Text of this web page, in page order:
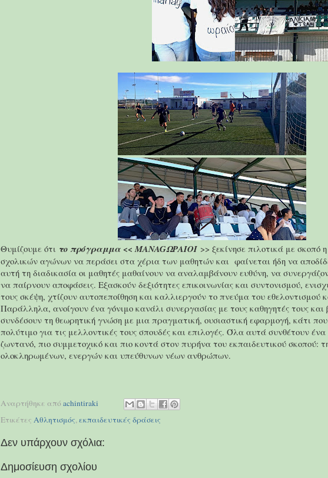
Θυμίζουμε ότι το πρόγραμμα << MANAGΩΡΑΙΟΙ >> ξεκίνησε πιλοτικά με σκοπό
σχολικών αγώνων να περάσει στα χέρια των μαθητών και φαίνεται ήδη να
αυτή τη διαδικασία οι μαθητές μαθαίνουν να αναλαμβάνουν ευθύνη, να
να παίρνουν αποφάσεις. Εξασκούν δεξιότητες επικοινωνίας και συντονισμού,
τους σκέψη, χτίζουν αυτοπεποίθηση και καλλιεργούν το πνεύμα του εθελοντισμού
Παράλληλα, ανοίγουν ένα γόνιμο κανάλι συνεργασίας με τους καθηγητές τους και
συνδέσουν τη θεωρητική γνώση με μια πραγματική, ουσιαστική εφαρμογή, κάτι
πολύτιμο για τις μελλοντικές τους σπουδές και επιλογές. Όλα αυτά συνθέτουν
ζωντανό, πιο συμμετοχικό και πιο κοντά στον πυρήνα του εκπαιδευτικού σκοπού:
ολοκληρωμένων, ενεργών και υπεύθυνων νέων ανθρώπων.
Αναρτήθηκε από achintiraki
Ετικέτες Αθλητισμός,εκπαιδευτικές δράσεις
Δεν υπάρχουν σχόλια:
Δημοσίευση σχολίου